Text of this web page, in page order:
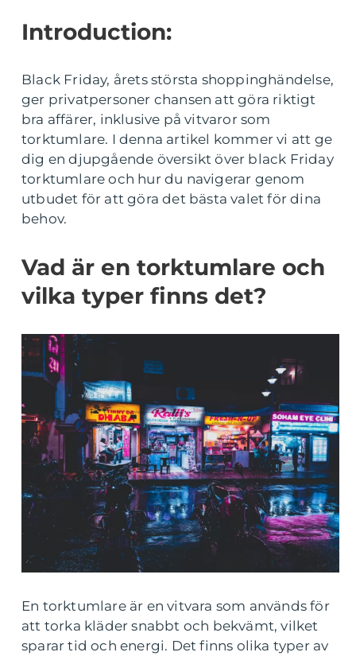
Introduction:
Black Friday, årets största shoppinghändelse,
ger privatpersoner chansen att göra riktigt
bra affärer, inklusive på vitvaror som
torktumlare. I denna artikel kommer vi att ge
dig en djupgående översikt över black Friday
torktumlare och hur du navigerar genom
utbudet för att göra det bästa valet för dina
behov.
Vad är en torktumlare och
vilka typer finns det?
En torktumlare är en vitvara som används för
att torka kläder snabbt och bekvämt, vilket
sparar tid och energi. Det finns olika typer av